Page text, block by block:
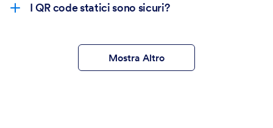
I QR code statici sono sicuri?
Mostra Altro